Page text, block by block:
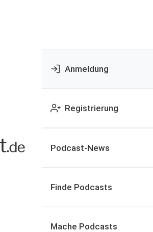
Anmeldung
Registrierung
Podcast-News
Finde Podcasts
Mache Podcasts